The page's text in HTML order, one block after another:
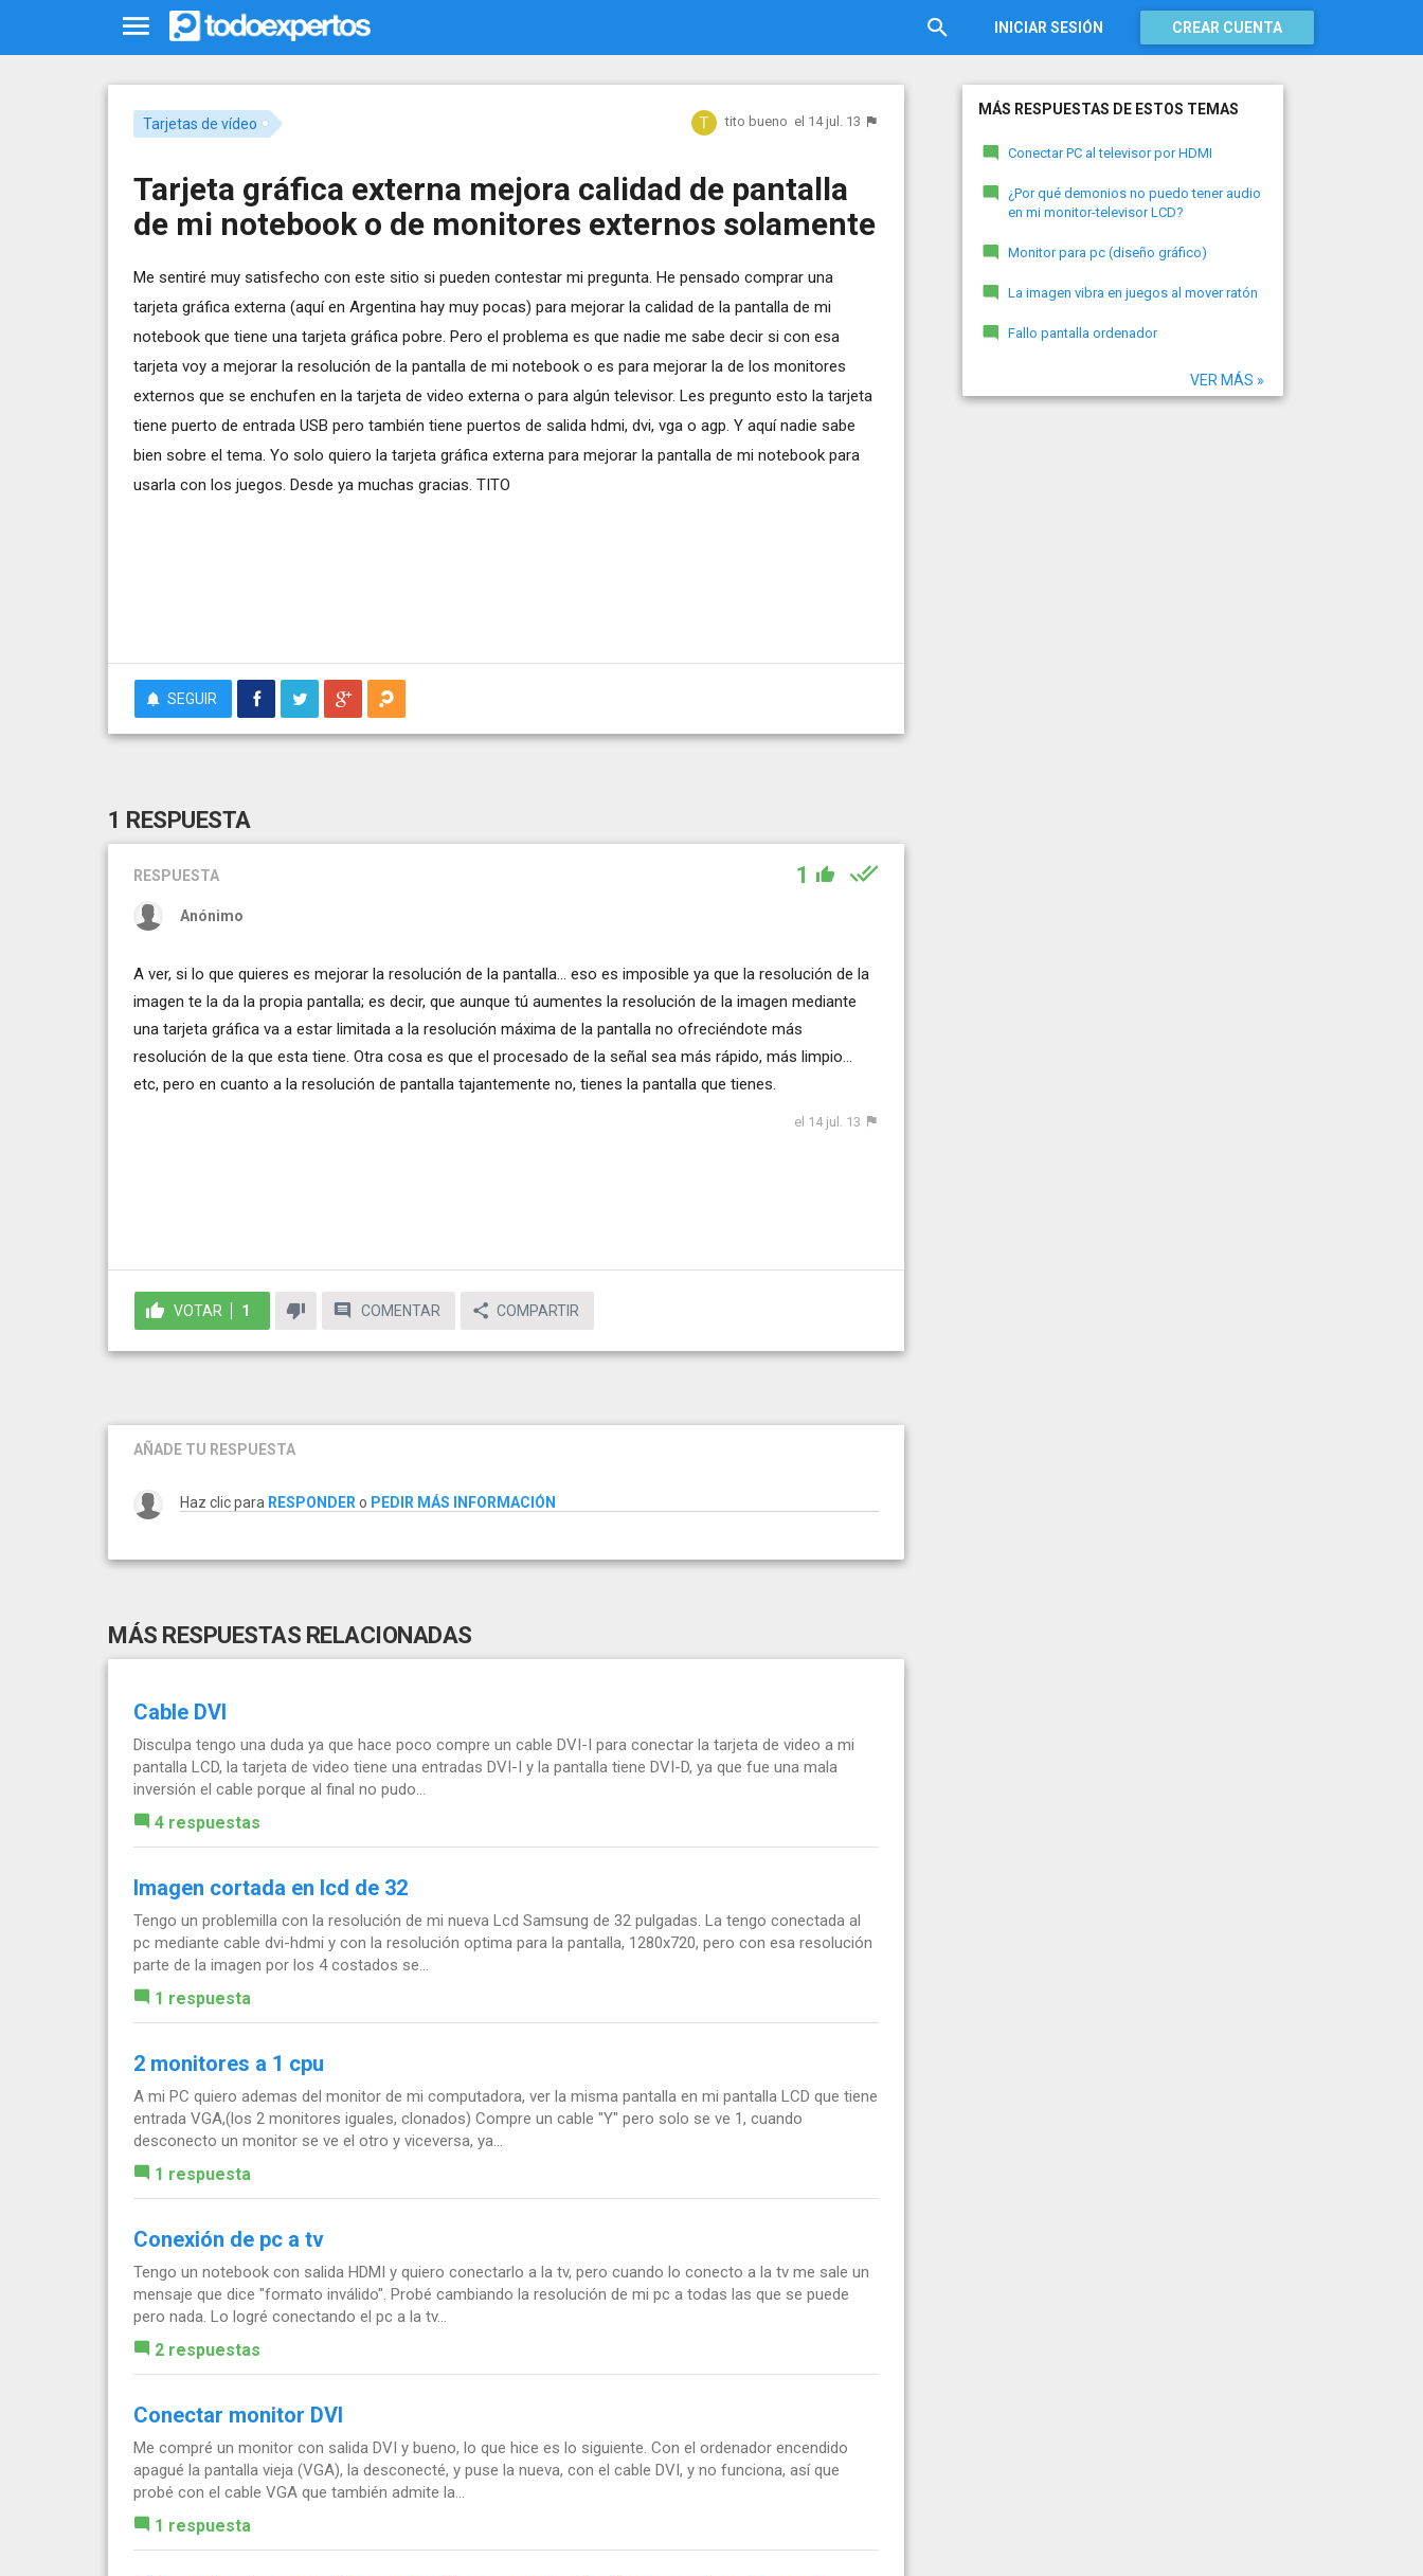
INICIAR SESIÓN CREAR CUENTA
Tarjetas de vídeo tito bueno el 14 jul. 13
Tarjeta gráfica externa mejora calidad de pantalla
de mi notebook o de monitores externos solamente
Me sentiré muy satisfecho con este sitio si pueden contestar mi pregunta. He pensado comprar una
tarjeta gráfica externa (aquí en Argentina hay muy pocas) para mejorar la calidad de la pantalla de mi
notebook que tiene una tarjeta gráfica pobre. Pero el problema es que nadie me sabe decir si con esa
tarjeta voy a mejorar la resolución de la pantalla de mi notebook o es para mejorar la de los monitores
externos que se enchufen en la tarjeta de video externa o para algún televisor. Les pregunto esto la tarjeta
tiene puerto de entrada USB pero también tiene puertos de salida hdmi, dvi, vga o agp. Y aquí nadie sabe
bien sobre el tema. Yo solo quiero la tarjeta gráfica externa para mejorar la pantalla de mi notebook para
usarla con los juegos. Desde ya muchas gracias. TITO
SEGUIR
1 RESPUESTA
RESPUESTA 1
Anónimo
A ver, si lo que quieres es mejorar la resolución de la pantalla... eso es imposible ya que la resolución de la
imagen te la da la propia pantalla; es decir, que aunque tú aumentes la resolución de la imagen mediante
una tarjeta gráfica va a estar limitada a la resolución máxima de la pantalla no ofreciéndote más
resolución de la que esta tiene. Otra cosa es que el procesado de la señal sea más rápido, más limpio...
etc, pero en cuanto a la resolución de pantalla tajantemente no, tienes la pantalla que tienes.
el 14 jul. 13
VOTAR 1 COMENTAR COMPARTIR
AÑADE TU RESPUESTA
Haz clic para RESPONDER o PEDIR MÁS INFORMACIÓN
MÁS RESPUESTAS RELACIONADAS
Cable DVI
Disculpa tengo una duda ya que hace poco compre un cable DVI-I para conectar la tarjeta de video a mi
pantalla LCD, la tarjeta de video tiene una entradas DVI-I y la pantalla tiene DVI-D, ya que fue una mala
inversión el cable porque al final no pudo...
4 respuestas
Imagen cortada en lcd de 32
Tengo un problemilla con la resolución de mi nueva Lcd Samsung de 32 pulgadas. La tengo conectada al
pc mediante cable dvi-hdmi y con la resolución optima para la pantalla, 1280x720, pero con esa resolución
parte de la imagen por los 4 costados se...
1 respuesta
2 monitores a 1 cpu
A mi PC quiero ademas del monitor de mi computadora, ver la misma pantalla en mi pantalla LCD que tiene
entrada VGA,(los 2 monitores iguales, clonados) Compre un cable "Y" pero solo se ve 1, cuando
desconecto un monitor se ve el otro y viceversa, ya...
1 respuesta
Conexión de pc a tv
Tengo un notebook con salida HDMI y quiero conectarlo a la tv, pero cuando lo conecto a la tv me sale un
mensaje que dice "formato inválido". Probé cambiando la resolución de mi pc a todas las que se puede
pero nada. Lo logré conectando el pc a la tv...
2 respuestas
Conectar monitor DVI
Me compré un monitor con salida DVI y bueno, lo que hice es lo siguiente. Con el ordenador encendido
apagué la pantalla vieja (VGA), la desconecté, y puse la nueva, con el cable DVI, y no funciona, así que
probé con el cable VGA que también admite la...
1 respuesta
MÁS RESPUESTAS DE ESTOS TEMAS
Conectar PC al televisor por HDMI
¿Por qué demonios no puedo tener audio
en mi monitor-televisor LCD?
Monitor para pc (diseño gráfico)
La imagen vibra en juegos al mover ratón
Fallo pantalla ordenador
VER MÁS »